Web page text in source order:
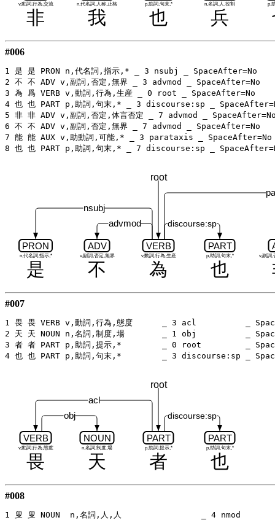
非
v,動詞,行為,交流
我
n,代名詞,人称,止格
也
p,助詞,句末,*
兵
n,名詞,人,役割 p,
#006
1 是 是 PRON n,代名詞,指示,* _ 3 nsubj _ SpaceAfter=No
2 不 不 ADV v,副詞,否定,無界 _ 3 advmod _ SpaceAfter=No
3 為 爲 VERB v,動詞,行為,生産 _ 0 root _ SpaceAfter=No
4 也 也 PART p,助詞,句末,* _ 3 discourse:sp _
5 非 非 ADV v,副詞,否定,体言否定 _ 7 advmod _
6 不 不 ADV v,副詞,否定,無界 _ 7 advmod _ SpaceAfter=No
7 能 能 AUX v,助動詞,可能,* _ 3 parataxis _ SpaceAfter=No
是
PRON
n,代名詞,指示,*
不
ADV
v,副詞,否定,無界
為
VERB
v,動詞,行為,生産
也
PART
p,助詞,句末,* v,副詞,
nsubj
advmod
root
discourse:sp
#007
1 畏 畏 VERB v,動詞,行為,態度	_ 3 acl		 _ SpaceAfter=No
2 天 天 NOUN n,名詞,制度,場	_ 1 obj		 _ SpaceAfter=No
3 者 者 PART p,助詞,提示,*	_ 0 root	 _ SpaceAfter=No
畏
VERB
v,動詞,行為,態度
天
NOUN
n,名詞,制度,場
者
PART
p,助詞,提示,*
也
PART
p,助詞,句末,*
acl
obj
root
discourse:sp
#008
1 叟 叟 NOUN  n,名詞,人,人		_ 4 nmod	 _ SpaceAfter=No